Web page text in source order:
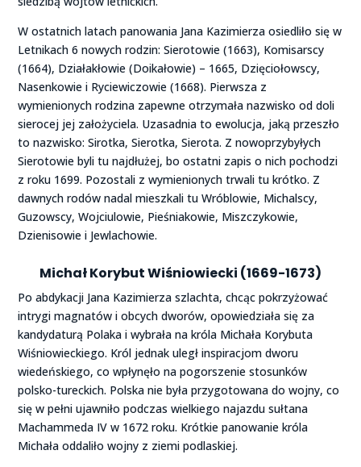
W ostatnich latach panowania Jana Kazimierza osiedliło się w
Letnikach 6 nowych rodzin: Sierotowie (1663), Komisarscy
(1664), Działakłowie (Doikałowie) – 1665, Dzięciołowscy,
Nasenkowie i Ryciewiczowie (1668). Pierwsza z
wymienionych rodzina zapewne otrzymała nazwisko od doli
sierocej jej założyciela. Uzasadnia to ewolucja, jaką przeszło
to nazwisko: Sirotka, Sierotka, Sierota. Z nowoprzybyłych
Sierotowie byli tu najdłużej, bo ostatni zapis o nich pochodzi
z roku 1699. Pozostali z wymienionych trwali tu krótko. Z
dawnych rodów nadal mieszkali tu Wróblowie, Michalscy,
Guzowscy, Wojciulowie, Pieśniakowie, Miszczykowie,
Dzienisowie i Jewlachowie.
Michał Korybut Wiśniowiecki (1669-1673)
Po abdykacji Jana Kazimierza szlachta, chcąc pokrzyżować
intrygi magnatów i obcych dworów, opowiedziała się za
kandydaturą Polaka i wybrała na króla Michała Korybuta
Wiśniowieckiego. Król jednak uległ inspiracjom dworu
wiedeńskiego, co wpłynęło na pogorszenie stosunków
polsko-tureckich. Polska nie była przygotowana do wojny, co
się w pełni ujawniło podczas wielkiego najazdu sułtana
Machammeda IV w 1672 roku. Krótkie panowanie króla
Michała oddaliło wojny z ziemi podlaskiej.